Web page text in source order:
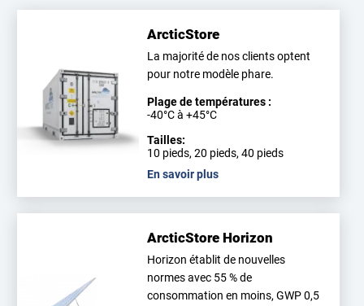
ArcticStore
La majorité de nos clients optent
pour notre modèle phare.
Plage de températures :
-40°C à +45°C
Tailles:
10 pieds, 20 pieds, 40 pieds
En savoir plus
ArcticStore Horizon
Horizon établit de nouvelles
normes avec 55 % de
consommation en moins, GWP 0,5